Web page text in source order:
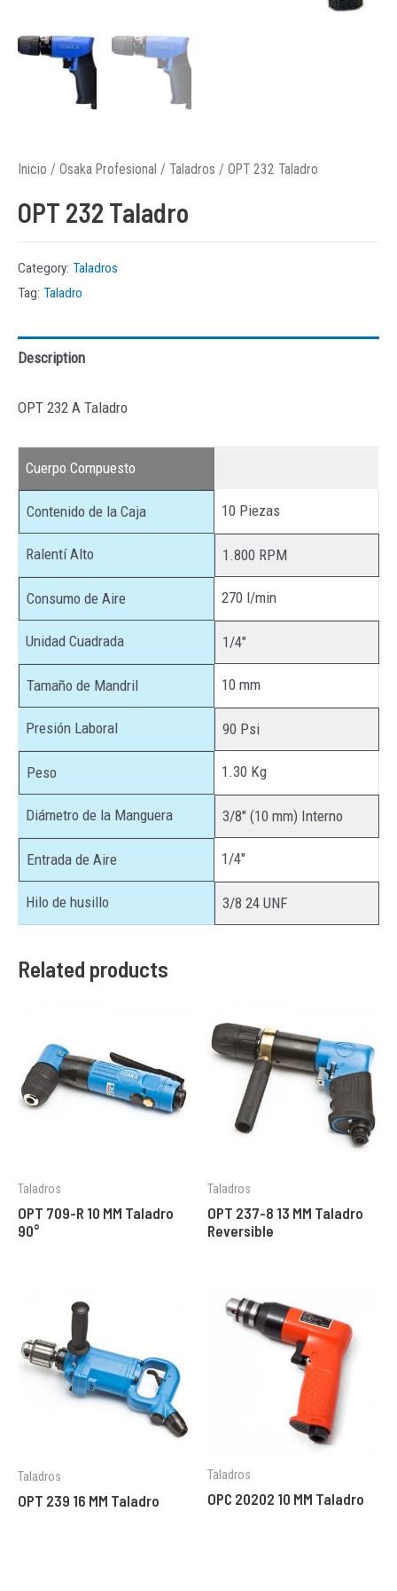
Inicio / Osaka Profesional / Taladros / OPT 232 Taladro
OPT 232 Taladro
Category: Taladros
Tag: Taladro
Description
OPT 232 A Taladro
Cuerpo Compuesto
Contenido de la Caja 10 Piezas
Ralentí Alto 1.800 RPM
Consumo de Aire 270 l/min
Unidad Cuadrada 1/4″
Tamaño de Mandril 10 mm
Presión Laboral 90 Psi
Peso 1.30 Kg
Diámetro de la Manguera 3/8″ (10 mm) Interno
Entrada de Aire 1/4″
Hilo de husillo 3/8 24 UNF
Related products
Taladros
OPT 709-R 10 MM Taladro
90°
Taladros
OPT 237-8 13 MM Taladro
Reversible
Taladros
OPT 239 16 MM Taladro
Taladros
OPC 20202 10 MM Taladro